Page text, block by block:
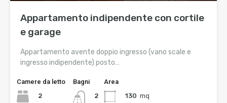
Appartamento indipendente con cortile
e garage
Appartamento avente doppio ingresso (vano scale e
ingresso indipendente) posto…
Camere da letto
2
Bagni
2
Area
130 mq